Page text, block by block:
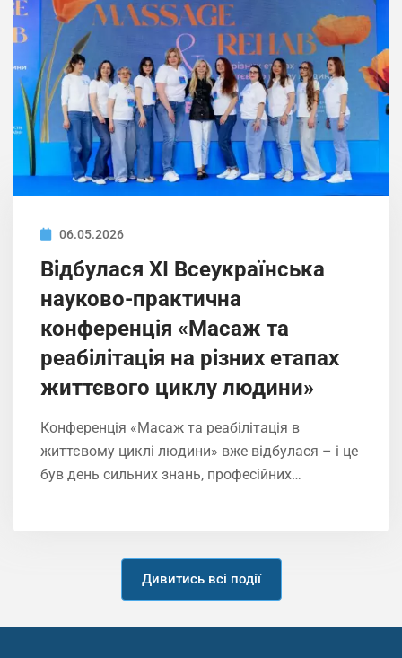
06.05.2026
Відбулася ХІ Всеукраїнська
науково-практична
конференція «Масаж та
реабілітація на різних етапах
життєвого циклу людини»
Конференція «Масаж та реабілітація в
життєвому циклі людини» вже відбулася – і це
був день сильних знань, професійних…
Дивитись всі події